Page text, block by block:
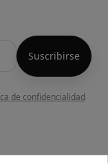
de confidencialidad